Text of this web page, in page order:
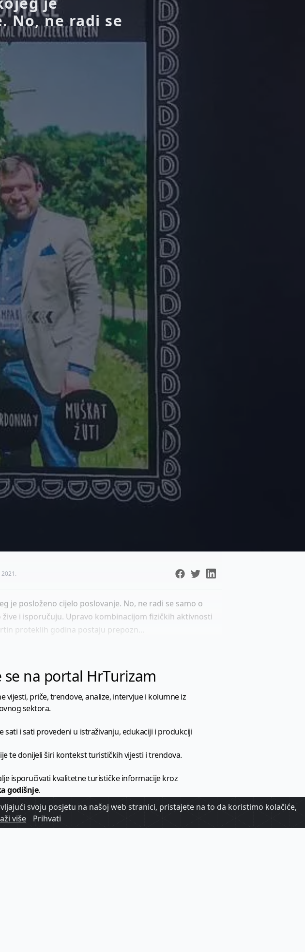
No, ne radi se
je posloženo cijelo poslovanje. No, ne radi se samo o
i isporučuju. Upravo kombinacijom fizičkih aktivnosti
proteklih godina postaju prepozn...
na portal HrTurizam
priče, trendove, analize, intervjue i kolumne iz
sektora.
i sati provedeni u istraživanju, edukaciji i produkciji
te donijeli širi kontekst turističkih vijesti i trendova.
isporučivati kvalitetne turističke informacije kroz
godišnje.
svijeta hrvatskog turizma.
svoju posjetu na našoj web stranici, pristajete na to da koristimo kolačiće,
više Prihvati